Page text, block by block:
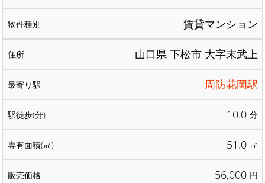
賃貸マンション
山口県 下松市 大字末武上
周防花岡駅
10.0 分
51.0 ㎡
56,000 円